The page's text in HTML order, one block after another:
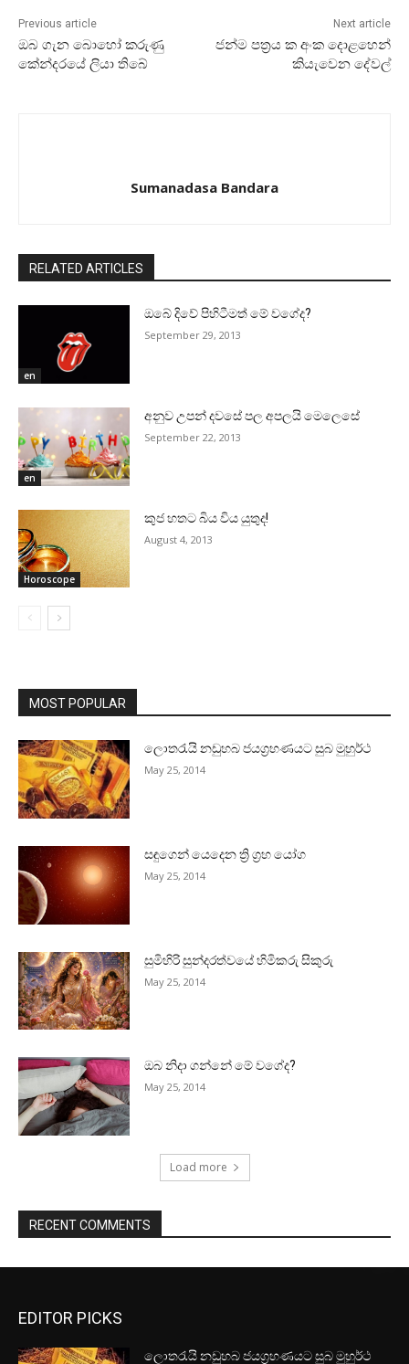
Previous article
ඔබ ගැන බොහෝ කරුණු
කේන්දරයේ ලියා තිබේ
Next article
ජන්ම පත්‍රය ක අංක දොළහෙන්
කියැවෙන දේවල්
Sumanadasa Bandara
RELATED ARTICLES
en
ඔබේ දිවේ පිහිටීමත් මේ වගේද?
September 29, 2013
en
අනුව උපන් දවසේ පල අපලයි මෙලෙසේ
September 22, 2013
Horoscope
කුජ හතට බිය විය යුතුද!
August 4, 2013
MOST POPULAR
ලොතරැයි නඩුහබ ජයග්‍රහණයට සුබ මුහුර්ථ
May 25, 2014
සඳුගෙන් යෙදෙන ත්‍රි ග්‍රහ යෝග
May 25, 2014
සුමිහිරි සුන්දරත්වයේ හිමිකරු සිකුරු
May 25, 2014
ඔබ නිදා ගන්නේ මේ වගේද?
May 25, 2014
Load more
RECENT COMMENTS
EDITOR PICKS
ලොතරැයි නඩුහබ ජයග්‍රහණයට සුබ මුහුර්ථ